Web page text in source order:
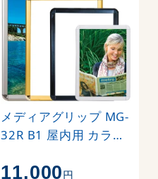
メディアグリップ MG-
32R B1 屋内用 カラー:
11,000円